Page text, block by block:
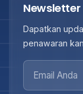
Newsletter
Dapatkan
penawaran